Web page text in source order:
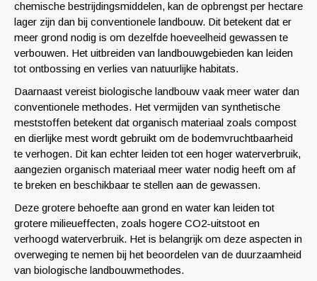
chemische bestrijdingsmiddelen, kan de opbrengst per hectare
lager zijn dan bij conventionele landbouw. Dit betekent dat er
meer grond nodig is om dezelfde hoeveelheid gewassen te
verbouwen. Het uitbreiden van landbouwgebieden kan leiden
tot ontbossing en verlies van natuurlijke habitats.
Daarnaast vereist biologische landbouw vaak meer water dan
conventionele methodes. Het vermijden van synthetische
meststoffen betekent dat organisch materiaal zoals compost
en dierlijke mest wordt gebruikt om de bodemvruchtbaarheid
te verhogen. Dit kan echter leiden tot een hoger waterverbruik,
aangezien organisch materiaal meer water nodig heeft om af
te breken en beschikbaar te stellen aan de gewassen.
Deze grotere behoefte aan grond en water kan leiden tot
grotere milieueffecten, zoals hogere CO2-uitstoot en
verhoogd waterverbruik. Het is belangrijk om deze aspecten in
overweging te nemen bij het beoordelen van de duurzaamheid
van biologische landbouwmethodes.